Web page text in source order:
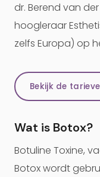
dr. Berend van
hoogleraar
zelfs Europa) op
Bekijk de
Wat is Botox?
Botuline Toxine,
Botox wordt